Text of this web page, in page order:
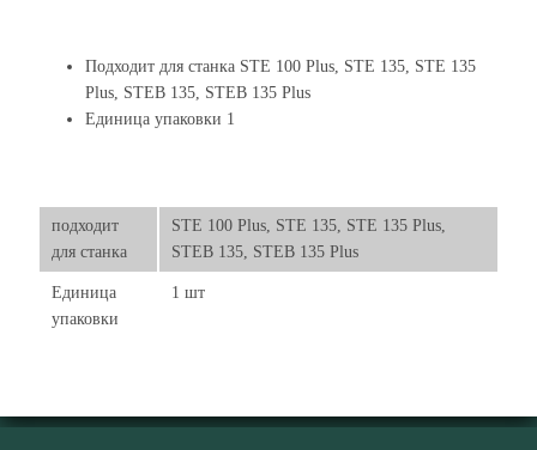
Подходит для станка STE 100 Plus, STE 135, STE 135
Plus, STEB 135, STEB 135 Plus
Единица упаковки 1
подходит
для станка
STE 100 Plus, STE 135, STE 135 Plus,
STEB 135, STEB 135 Plus
Единица
упаковки
1 шт